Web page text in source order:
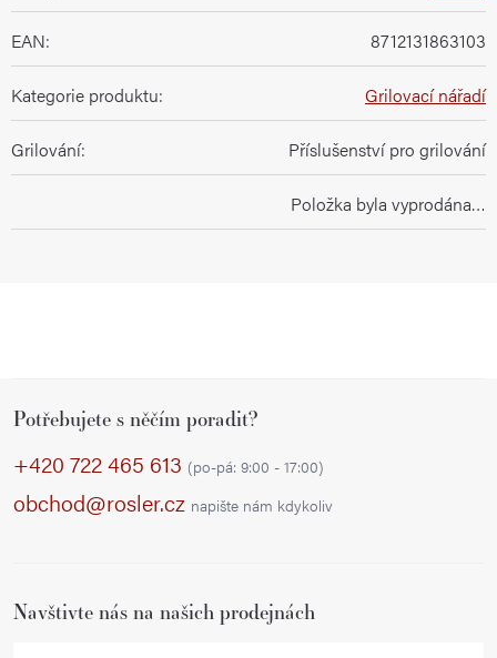
EAN: 8712131863103
Kategorie produktu: Grilovací nářadí
Grilování: Příslušenství pro grilování
Položka byla vyprodána…
Potřebujete s něčím poradit?
+420 722 465 613 (po-pá: 9:00 - 17:00)
obchod@rosler.cz napište nám kdykoliv
Navštivte nás na našich prodejnách